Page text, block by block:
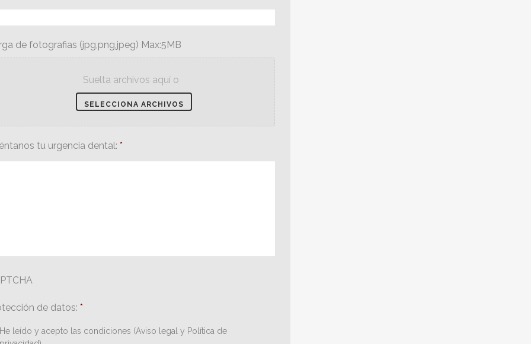
de fotografias (jpg,png,jpeg) Max:5MB
Suelta archivos aquí o
tu urgencia dental: *
de datos: *
He leído y acepto las condiciones (Aviso legal y Política de